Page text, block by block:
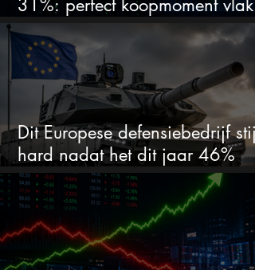
31%: perfect koopmoment vlak
voor kwartaalcijfers?
Dit Europese defensiebedrijf
hard nadat het dit jaar 46%
daalde: mooie koopkans?